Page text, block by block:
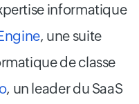
informatique
, une suite
de classe
, un leader du SaaS